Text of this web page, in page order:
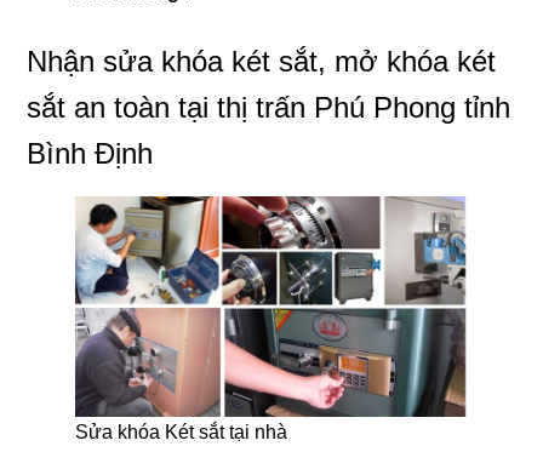
Nhận sửa khóa két sắt, mở khóa két
sắt an toàn tại thị trấn Phú Phong tỉnh
Bình Định
Sửa khóa Két sắt tại nhà